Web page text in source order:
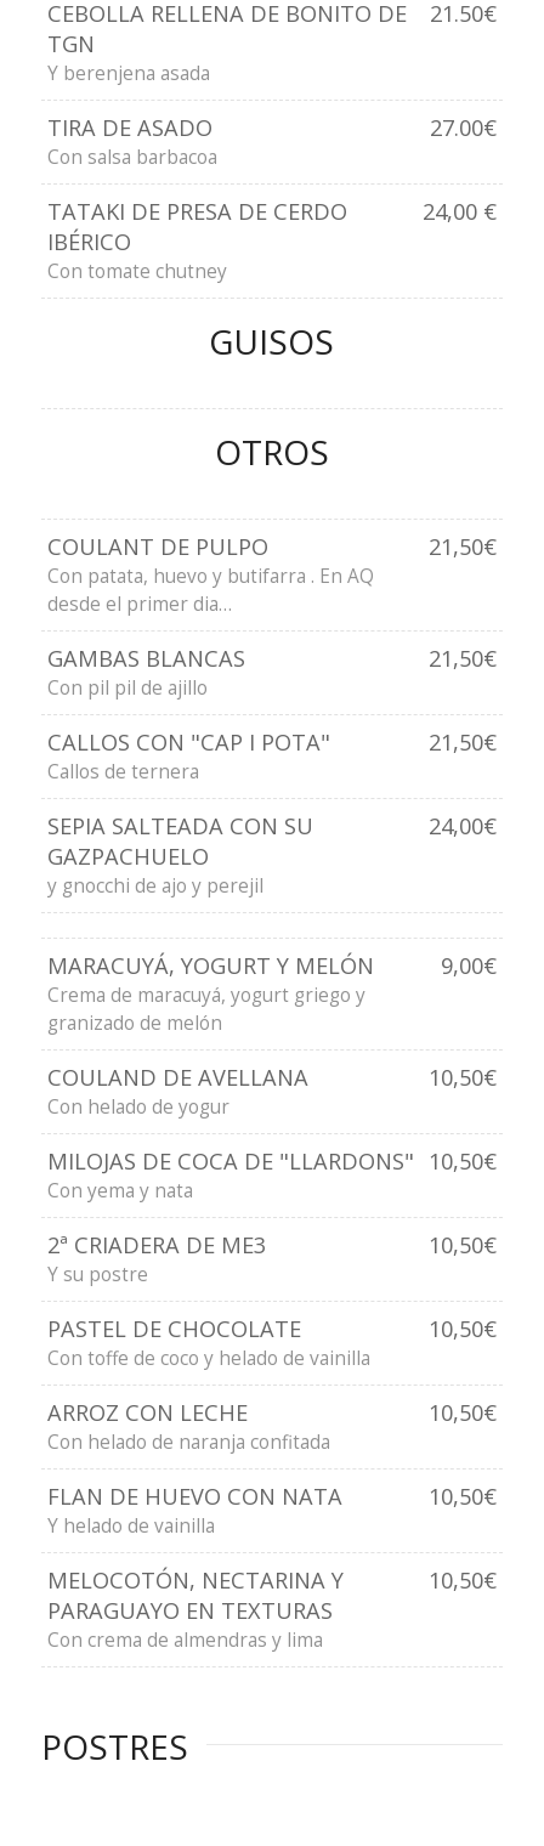
CEBOLLA RELLENA DE BONITO DE
TGN
21.50€
Y berenjena asada
TIRA DE ASADO 27.00€
Con salsa barbacoa
TATAKI DE PRESA DE CERDO
IBÉRICO
24,00 €
Con tomate chutney
GUISOS
OTROS
COULANT DE PULPO 21,50€
Con patata, huevo y butifarra . En AQ
desde el primer dia…
GAMBAS BLANCAS 21,50€
Con pil pil de ajillo
CALLOS CON "CAP I POTA" 21,50€
Callos de ternera
SEPIA SALTEADA CON SU
GAZPACHUELO
24,00€
y gnocchi de ajo y perejil
MARACUYÁ, YOGURT Y MELÓN 9,00€
Crema de maracuyá, yogurt griego y
granizado de melón
COULAND DE AVELLANA 10,50€
Con helado de yogur
MILOJAS DE COCA DE "LLARDONS" 10,50€
Con yema y nata
2ª CRIADERA DE ME3 10,50€
Y su postre
PASTEL DE CHOCOLATE 10,50€
Con toffe de coco y helado de vainilla
ARROZ CON LECHE 10,50€
Con helado de naranja confitada
FLAN DE HUEVO CON NATA 10,50€
Y helado de vainilla
MELOCOTÓN, NECTARINA Y
PARAGUAYO EN TEXTURAS
10,50€
Con crema de almendras y lima
POSTRES